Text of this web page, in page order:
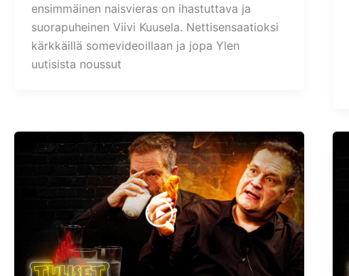
ensimmäinen naisvieras on ihastuttava ja
suorapuheinen Viivi Kuusela. Nettisensaatioksi
kärkkäillä somevideoillaan ja jopa Ylen
uutisista noussut